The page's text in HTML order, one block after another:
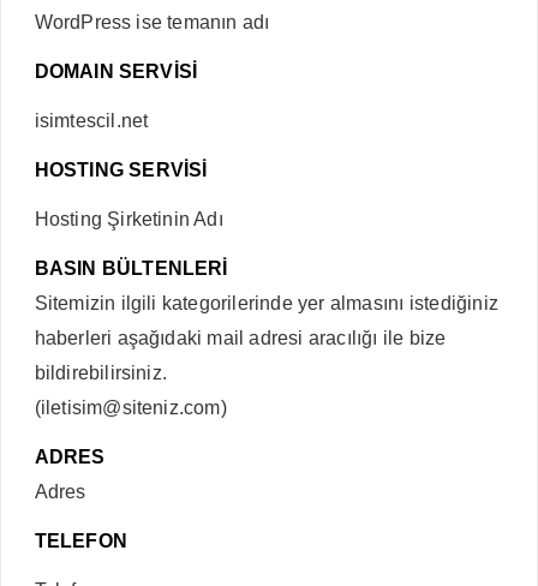
WordPress ise temanın adı
DOMAIN SERVİSİ
isimtescil.net
HOSTING SERVİSİ
Hosting Şirketinin Adı
BASIN BÜLTENLERİ
Sitemizin ilgili kategorilerinde yer almasını istediğiniz
haberleri aşağıdaki mail adresi aracılığı ile bize
bildirebilirsiniz.
(iletisim@siteniz.com)
ADRES
Adres
TELEFON